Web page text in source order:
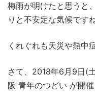
梅雨が明けたと思うと
りと不安定な気候です
くれぐれも天災や熱中
さて、2018年6月9日(
阪 青年のつどい が開催